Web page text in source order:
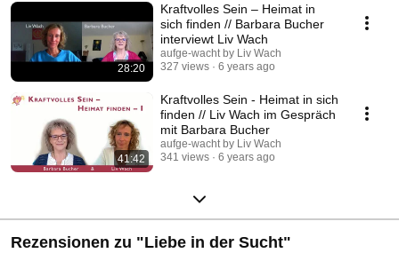
28:20
Kraftvolles Sein – Heimat in
sich finden // Barbara Bucher
interviewt Liv Wach
aufge-wacht by Liv Wach
327 views
6 years ago
41:42
Kraftvolles Sein - Heimat in sich
finden // Liv Wach im Gespräch
mit Barbara Bucher
aufge-wacht by Liv Wach
341 views
6 years ago
Rezensionen zu "Liebe in der Sucht"